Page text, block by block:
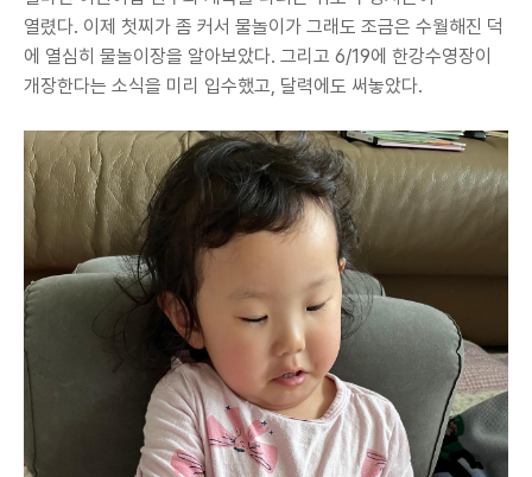
열렸다. 이제 첫찌가 좀 커서 물놀이가 그래도 조금은 수월해진 덕
에 열심히 물놀이장을 알아보았다. 그리고 6/19에 한강수영장이
개장한다는 소식을 미리 입수했고, 달력에도 써놓았다.